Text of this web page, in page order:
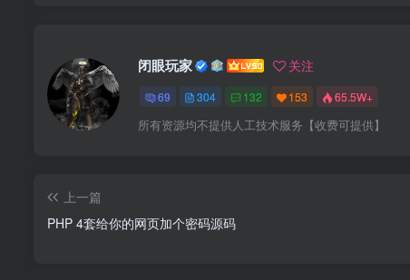
闭眼玩家 关注
69 304 132 153 65.5W+
所有资源均不提供人工技术服务【收费可提供】
上一篇
PHP 4套给你的网页加个密码源码